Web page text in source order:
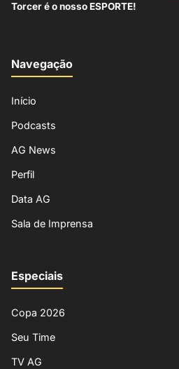
Torcer é o nosso ESPORTE!
Navegação
Início
Podcasts
AG News
Perfil
Data AG
Sala de Imprensa
Especiais
Copa 2026
Seu Time
TV AG